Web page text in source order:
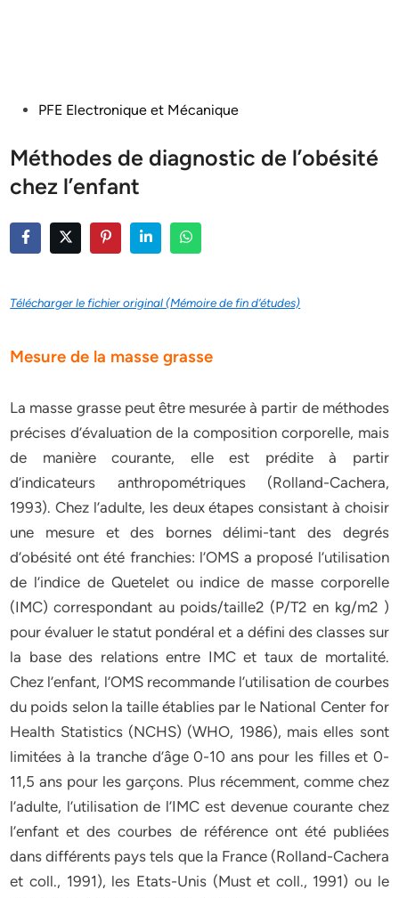
PostedPFE Electronique et Mécanique
Méthodes de diagnostic de l’obésité
chez l’enfant
Télécharger le fichier original (Mémoire de fin d’études)
Mesure de la masse grasse
La masse grasse peut être mesurée à partir de méthodes
précises d’évaluation de la composition corporelle, mais
de manière courante, elle est prédite à partir
d’indicateurs anthropométriques (Rolland-Cachera,
1993). Chez l’adulte, les deux étapes consistant à choisir
une mesure et des bornes délimi-tant des degrés
d’obésité ont été franchies: l’OMS a proposé l’utilisation
de l’indice de Quetelet ou indice de masse corporelle
(IMC) correspondant au poids/taille2 (P/T2 en kg/m2 )
pour évaluer le statut pondéral et a défini des classes sur
la base des relations entre IMC et taux de mortalité.
Chez l’enfant, l’OMS recommande l’utilisation de courbes
du poids selon la taille établies par le National Center for
Health Statistics (NCHS) (WHO, 1986), mais elles sont
limitées à la tranche d’âge 0-10 ans pour les filles et 0-
11,5 ans pour les garçons. Plus récemment, comme chez
l’adulte, l’utilisation de l’IMC est devenue courante chez
l’enfant et des courbes de référence ont été publiées
dans différents pays tels que la France (Rolland-Cachera
et coll., 1991), les Etats-Unis (Must et coll., 1991) ou le